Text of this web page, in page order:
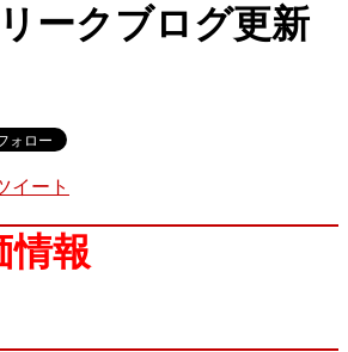
ークブログ更新
イート
情報